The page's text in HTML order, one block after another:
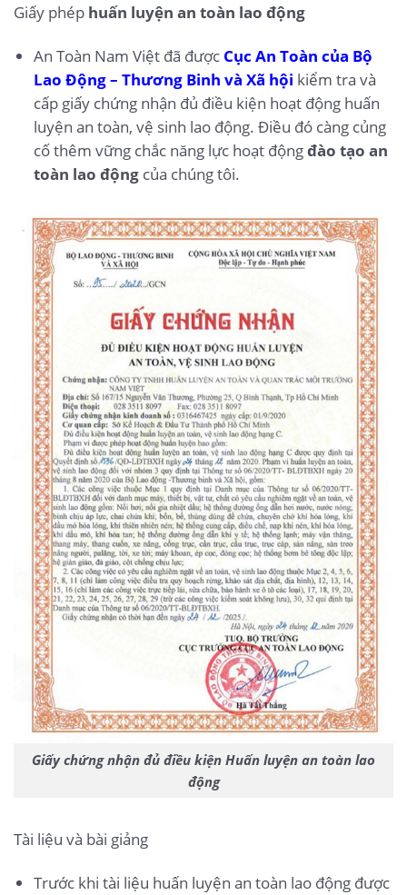
Giấy phép huấn luyện an toàn lao động
An Toàn Nam Việt đã được Cục An Toàn của Bộ
Lao Động – Thương Binh và Xã hội kiểm tra và
cấp giấy chứng nhận đủ điều kiện hoạt động huấn
luyện an toàn, vệ sinh lao động. Điều đó càng củng
cố thêm vững chắc năng lực hoạt độngđào tạo an
toàn lao độngcủa chúng tôi.
Giấy chứng nhận đủ điều kiện Huấn luyện an toàn lao
động
Tài liệu và bài giảng
Trước khi tài liệu huấn luyện an toàn lao động được